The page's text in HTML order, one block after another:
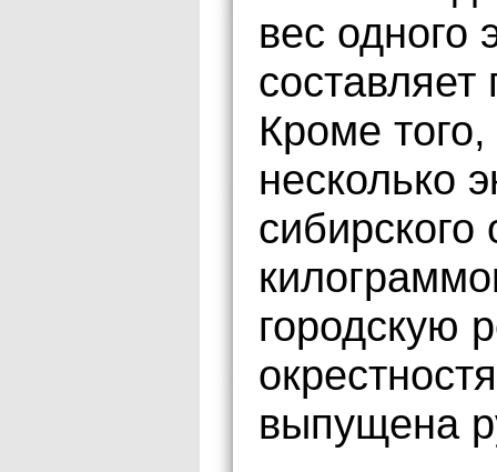
вес одного
Кроме
несколько
городскую
выпущена